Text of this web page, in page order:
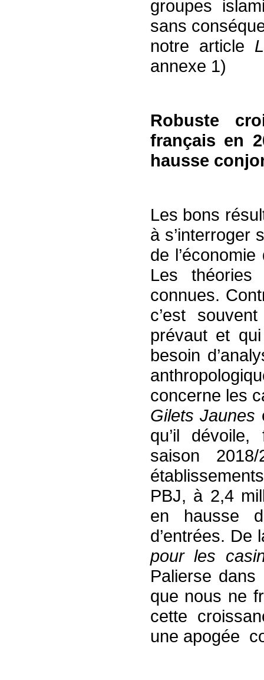
groupes
sans
notre article
annexe 1)
Robuste
français en
hausse
Les bons
à s’interroger
de
Les théories
connues.
c’est
prévaut et
besoin
concerne les
Gilets Jaunes
qu’il
saison
PBJ, à 2,4
en hausse
d’entrées.
pour les
Palierse
que nous ne
cette
une apogée